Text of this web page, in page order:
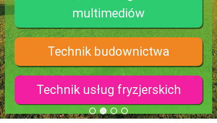
multimediów
Technik budownictwa
Technik usług fryzjerskich